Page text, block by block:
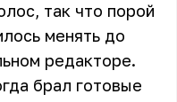
так что порой
менять до
редакторе.
брал готовые